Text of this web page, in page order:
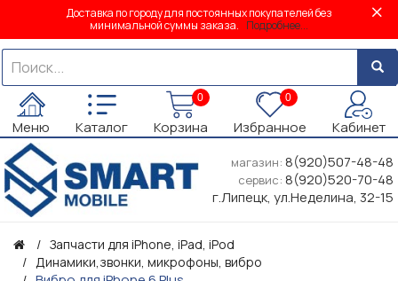
Доставка по городу для постоянных покупателей без
минимальной суммы заказа. Подробнее...
Меню Каталог
0
Корзина
0
Избранное Кабинет
магазин: 8(920)507-48-48
сервис: 8(920)520-70-48
г.Липецк, ул.Неделина, 32-15
Запчасти для iPhone, iPad, iPod
Динамики,звонки, микрофоны, вибро